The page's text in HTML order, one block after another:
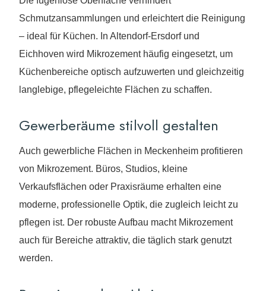
Schmutzansammlungen und erleichtert die Reinigung
– ideal für Küchen. In Altendorf-Ersdorf und
Eichhoven wird Mikrozement häufig eingesetzt, um
Küchenbereiche optisch aufzuwerten und gleichzeitig
langlebige, pflegeleichte Flächen zu schaffen.
Gewerberäume stilvoll gestalten
Auch gewerbliche Flächen in Meckenheim profitieren
von Mikrozement. Büros, Studios, kleine
Verkaufsflächen oder Praxisräume erhalten eine
moderne, professionelle Optik, die zugleich leicht zu
pflegen ist. Der robuste Aufbau macht Mikrozement
auch für Bereiche attraktiv, die täglich stark genutzt
werden.